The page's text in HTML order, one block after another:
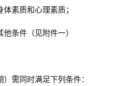
体素质和心理素质；
他条件（见附件一）
需同时满足下列条件：